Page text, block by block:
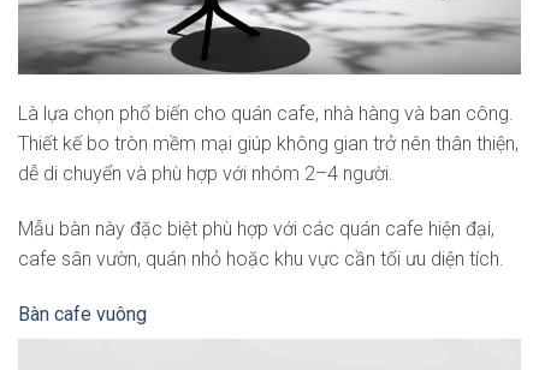
Là lựa chọn phổ biến cho quán cafe, nhà hàng và ban công.
Thiết kế bo tròn mềm mại giúp không gian trở nên thân thiện,
dễ di chuyển và phù hợp với nhóm 2–4 người.
Mẫu bàn này đặc biệt phù hợp với các quán cafe hiện đại,
cafe sân vườn, quán nhỏ hoặc khu vực cần tối ưu diện tích.
Bàn cafe vuông